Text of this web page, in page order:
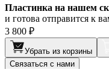
Пластинка на нашем
и готова отправится к
3 800 ₽
Убрать из корзины
Связаться с нами